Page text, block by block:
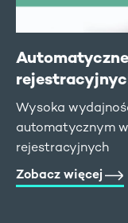
Wysoka
automatycznym
rejestracyjnych
Zobacz więcej